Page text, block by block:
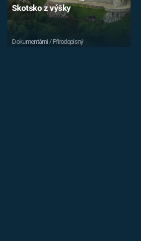
Skotsko z výšky
Dokumentární / Přírodopisný